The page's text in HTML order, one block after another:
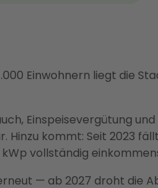
Einwohnern liegt die
Einspeisevergütung
kommt: Seit 2023
kWp vollständig
— ab 2027 droht die